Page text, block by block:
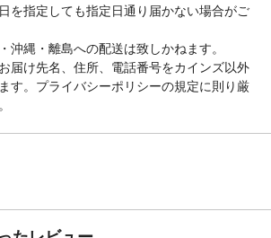
を指定しても指定日通り届かない場合がご
沖縄・離島への配送は致しかねます。
届け先名、住所、電話番号をカインズ以外
す。プライバシーポリシーの規定に則り厳